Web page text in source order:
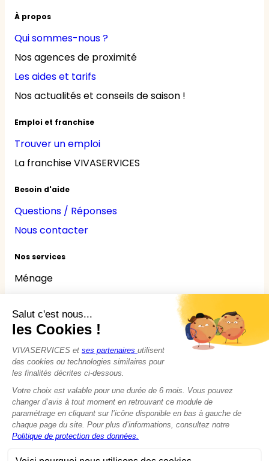
À propos
Qui sommes-nous ?
Nos agences de proximité
Les aides et tarifs
Nos actualités et conseils de saison !
Emploi et franchise
Trouver un emploi
La franchise VIVASERVICES
Besoin d'aide
Questions / Réponses
Nous contacter
Nos services
Ménage
Jardinage
Bricolage
Nounou
Seniors
Handicaps
© 2015 - 2026VIVASERVICES
Modifier vos préférences en matière de cookies